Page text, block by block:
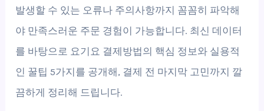
발생할 수 있는 오류나 주의사항까지 꼼꼼히 파악해
야 만족스러운 주문 경험이 가능합니다. 최신 데이터
를 바탕으로 요기요 결제방법의 핵심 정보와 실용적
인 꿀팁 5가지를 공개해, 결제 전 마지막 고민까지 깔
끔하게 정리해 드립니다.